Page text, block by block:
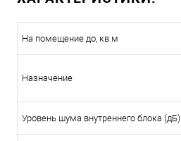
На помещение до, кв.м
Назначение
Уровень шума внутреннего блока (дБ)